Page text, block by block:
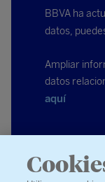
BBVA ha
datos,
Ampliar
datos
aquí